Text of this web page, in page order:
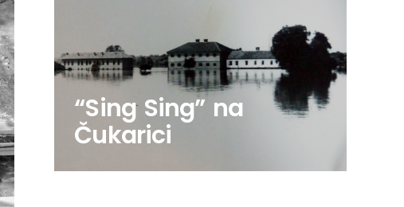
“Sing Sing” na
Čukarici